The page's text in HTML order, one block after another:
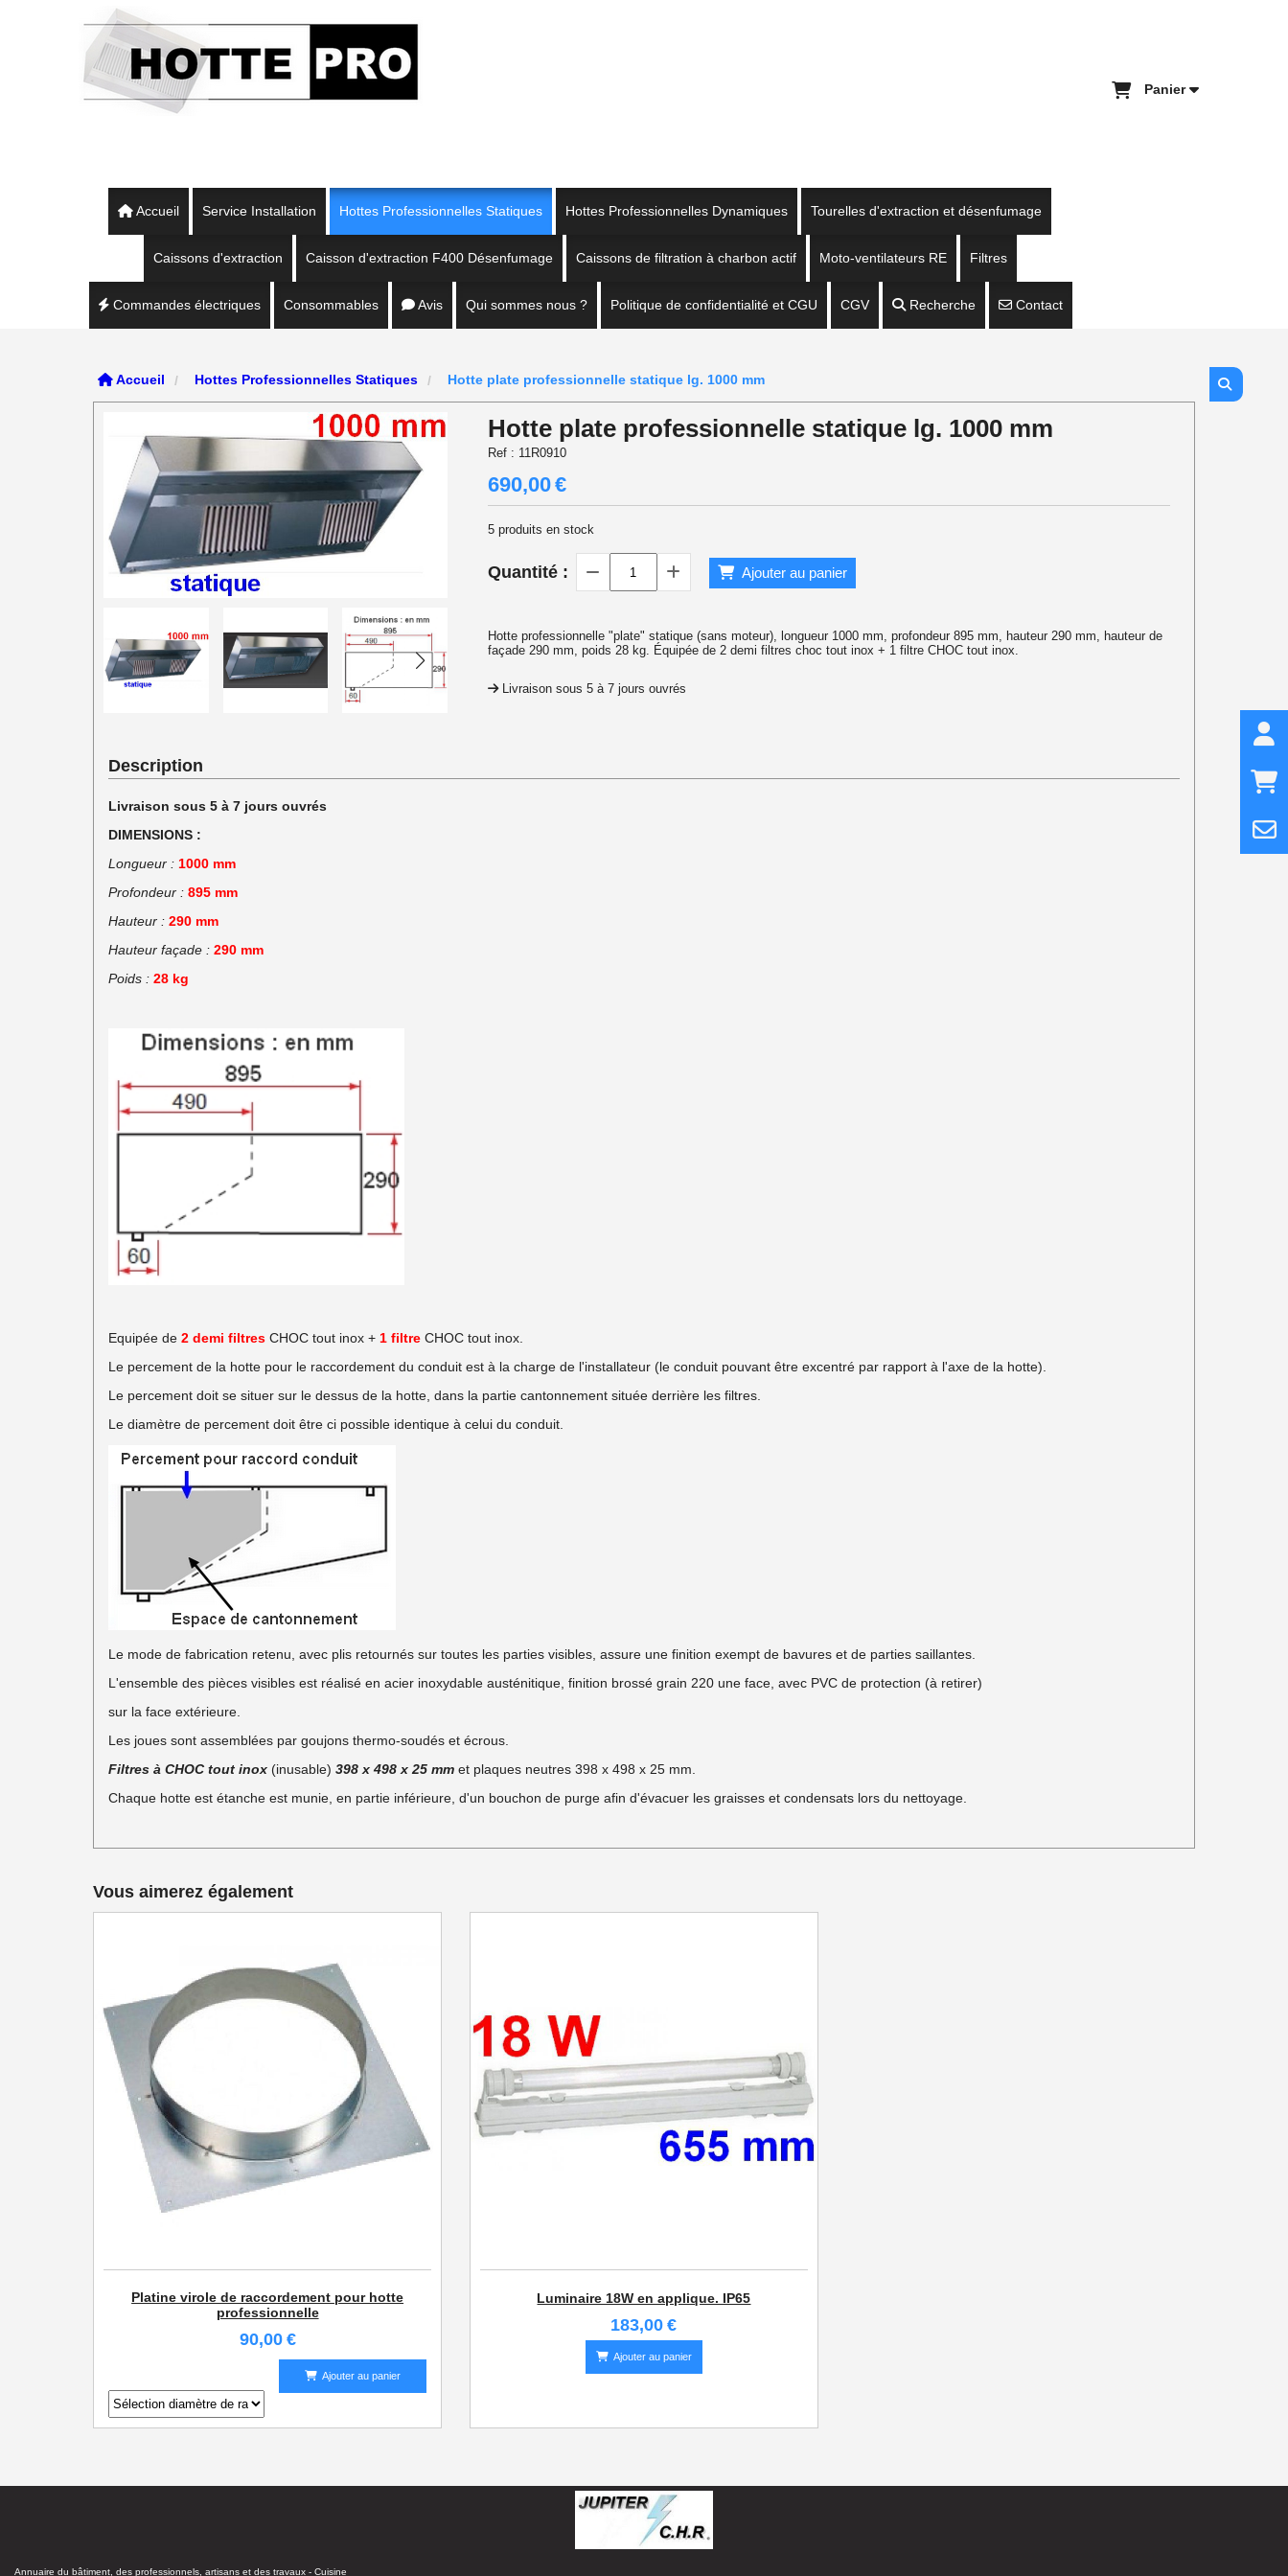
Accueil Service Installation Hottes Professionnelles Statiques Hottes Professionnelles Dynamiques Tourelles d'extraction et désenfumage
Caissons d'extraction Caisson d'extraction F400 Désenfumage Caissons de filtration à charbon actif Moto-ventilateurs RE Filtres
Commandes électriques Consommables Avis Qui sommes nous ? Politique de confidentialité et CGU CGV Recherche Contact
Panier
Accueil Hottes Professionnelles Statiques Hotte plate professionnelle statique lg. 1000 mm
Hotte plate professionnelle statique lg. 1000 mm
Ref : 11R0910
690,00€
5produits en stock
Quantité : Ajouter au panier
Hotte professionnelle "plate" statique (sans moteur), longueur 1000 mm, profondeur 895 mm, hauteur 290 mm, hauteur de
façade 290 mm, poids 28 kg. Équipée de 2 demi filtres choc tout inox + 1 filtre CHOC tout inox.
Livraison sous 5 à 7 jours ouvrés
Description
Livraison sous 5 à 7 jours ouvrés
DIMENSIONS :
Longueur : 1000 mm
Profondeur : 895 mm
Hauteur : 290 mm
Hauteur façade : 290 mm
Poids : 28 kg
Equipée de 2 demi filtres CHOC tout inox + 1 filtre CHOC tout inox.
Le percement de la hotte pour le raccordement du conduit est à la charge de l'installateur (le conduit pouvant être excentré par rapport à l'axe de la hotte).
Le percement doit se situer sur le dessus de la hotte, dans la partie cantonnement située derrière les filtres.
Le diamètre de percement doit être ci possible identique à celui du conduit.
Le mode de fabrication retenu, avec plis retournés sur toutes les parties visibles, assure une finition exempt de bavures et de parties saillantes.
L'ensemble des pièces visibles est réalisé en acier inoxydable austénitique, finition brossé grain 220 une face, avec PVC de protection (à retirer)
sur la face extérieure.
Les joues sont assemblées par goujons thermo-soudés et écrous.
Filtres à CHOC tout inox (inusable) 398 x 498 x 25 mm et plaques neutres 398 x 498 x 25 mm.
Chaque hotte est étanche est munie, en partie inférieure, d'un bouchon de purge afin d'évacuer les graisses et condensats lors du nettoyage.
Vous aimerez également
Platine virole de raccordement pour hotte
professionnelle
90,00€
Ajouter au panier
Luminaire 18W en applique. IP65
183,00 €
Ajouter au panier
Annuaire du bâtiment, des professionnels, artisans et des travaux - Cuisine
Panneau de gestion des cookies